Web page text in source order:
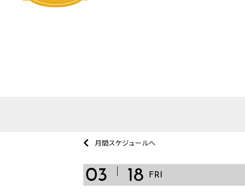
月間スケジュールへ
03 18 FRI